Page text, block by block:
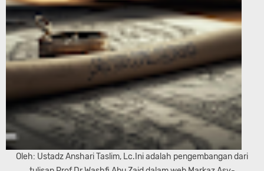
Oleh: Ustadz Anshari Taslim, Lc.Ini adalah pengembangan dari